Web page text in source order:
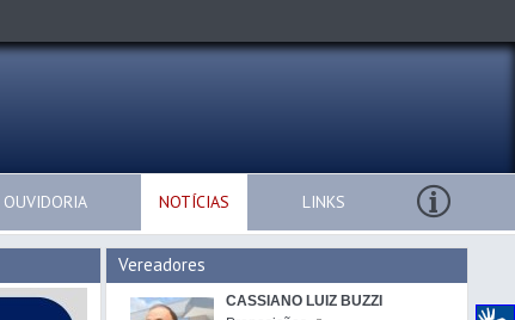
OUVIDORIA NOTÍCIAS LINKS
Vereadores
CASSIANO LUIZ BUZZI